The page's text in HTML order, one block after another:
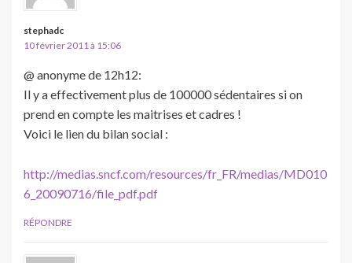
stephadc
10 février 2011 à 15:06
@ anonyme de 12h12:
Il y a effectivement plus de 100000 sédentaires si on
prend en compte les maitrises et cadres !
Voici le lien du bilan social :
http://medias.sncf.com/resources/fr_FR/medias/MD010
6_20090716/file_pdf.pdf
RÉPONDRE